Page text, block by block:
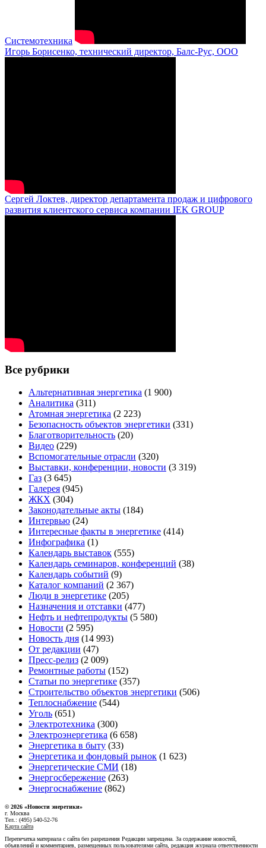
Системотехника
Игорь Борисенко, технический директор, Балс-Рус, ООО
Сергей Локтев, директор департамента продаж и цифрового
развития клиентского сервиса компании IEK GROUP
Все рубрики
Альтернативная энергетика (1 900)
Аналитика (311)
Атомная энергетика (2 223)
Безопасность объектов энергетики (331)
Благотворительность (20)
Видео (229)
Вспомогательные отрасли (320)
Выставки, конференции, новости (3 319)
Газ (3 645)
Галерея (945)
ЖКХ (304)
Законодательные акты (184)
Интервью (24)
Интересные факты в энергетике (414)
Инфографика (1)
Календарь выставок (555)
Календарь семинаров, конференций (38)
Календарь событий (9)
Каталог компаний (2 367)
Люди в энергетике (205)
Назначения и отставки (477)
Нефть и нефтепродукты (5 580)
Новости (2 595)
Новость дня (14 993)
От редакции (47)
Пресс-релиз (2 009)
Ремонтные работы (152)
Статьи по энергетике (357)
Строительство объектов энергетики (506)
Теплоснабжение (544)
Уголь (651)
Электротехника (300)
Электроэнергетика (6 658)
Энергетика в быту (33)
Энергетика и фондовый рынок (1 623)
Энергетические СМИ (18)
Энергосбережение (263)
Энергоснабжение (862)
© 2026 «Новости энеретики»
г. Москва
Тел.: (495) 540-52-76
Карта сайта
Перепечатка материала с сайта без разрешения Редакции запрещена. За содержание новостей,
объявлений и комментариев, размещенных пользователями сайта, редакция журнала ответственности